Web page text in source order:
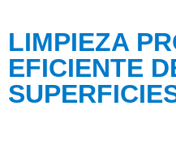
LIMPIEZA
EFICIENTE